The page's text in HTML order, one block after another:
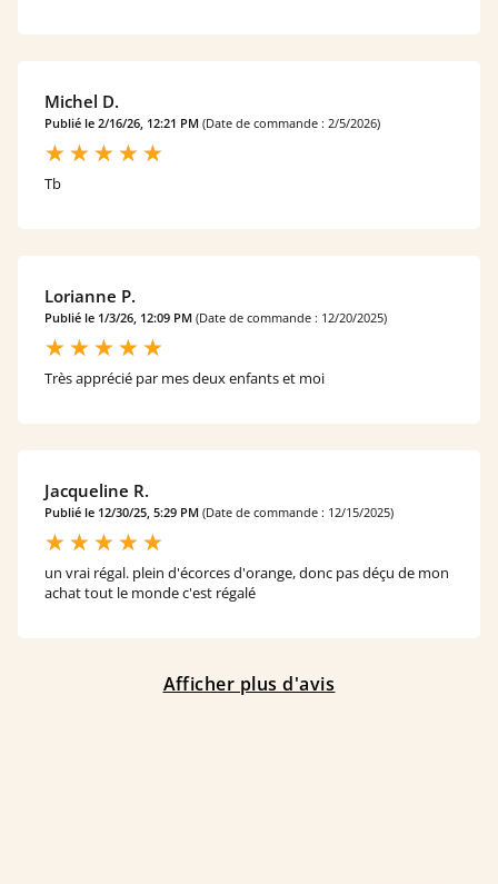
Michel D.
Publié le 2/16/26, 12:21 PM (Date de commande : 2/5/2026)
Tb
Lorianne P.
Publié le 1/3/26, 12:09 PM (Date de commande : 12/20/2025)
Très apprécié par mes deux enfants et moi
Jacqueline R.
Publié le 12/30/25, 5:29 PM (Date de commande : 12/15/2025)
un vrai régal. plein d'écorces d'orange, donc pas déçu de mon
achat tout le monde c'est régalé
Afficher plus d'avis